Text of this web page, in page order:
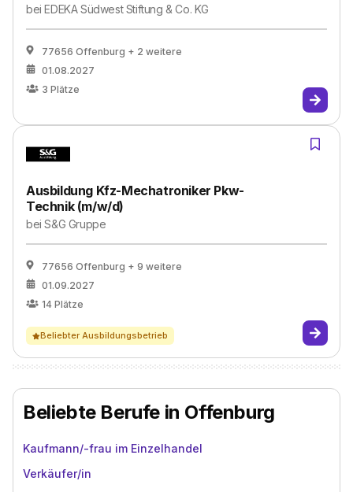
beiEDEKA Südwest Stiftung & Co. KG
77656 Offenburg + 2 weitere
01.08.2027
3 Plätze
Ausbildung Kfz-Mechatroniker Pkw-
Technik (m/w/d)
beiS&G Gruppe
77656 Offenburg + 9 weitere
01.09.2027
14 Plätze
Beliebter Ausbildungsbetrieb
Beliebte Berufe in Offenburg
Kaufmann/-frau im Einzelhandel
Verkäufer/in